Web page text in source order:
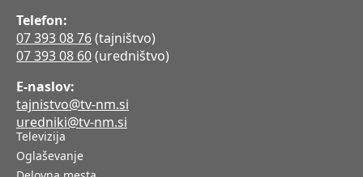
Telefon:
07 393 08 76(tajništvo)
07 393 08 60(uredništvo)
E-naslov:
tajnistvo@tv-nm.si
uredniki@tv-nm.si
Televizija
Oglaševanje